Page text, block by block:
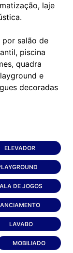
laje
por salão de
piscina
quadra
e
decoradas
ELEVADOR
DE JOGOS
LAVABO
MOBILIADO